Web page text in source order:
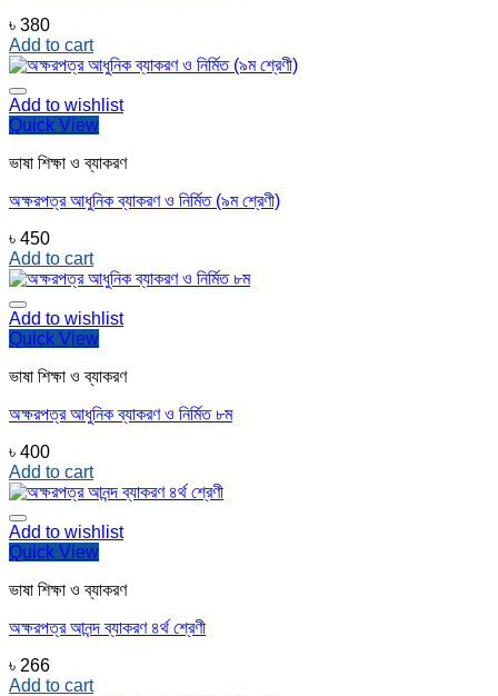
৳ 380
Add to cart
Add to wishlist
Quick View
ভাষা শিক্ষা ও ব্যাকরণ
অক্ষরপত্র আধুনিক ব্যাকরণ ও নির্মিত (৯ম শ্রেণী)
৳ 450
Add to cart
Add to wishlist
Quick View
ভাষা শিক্ষা ও ব্যাকরণ
অক্ষরপত্র আধুনিক ব্যাকরণ ও নির্মিত ৮ম
৳ 400
Add to cart
Add to wishlist
Quick View
ভাষা শিক্ষা ও ব্যাকরণ
অক্ষরপত্র আনন্দ ব্যাকরণ ৪র্থ শ্রেণী
৳ 266
Add to cart